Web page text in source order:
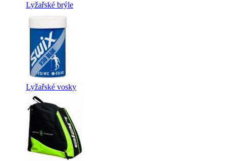
Lyžařské brýle
Lyžařské vosky